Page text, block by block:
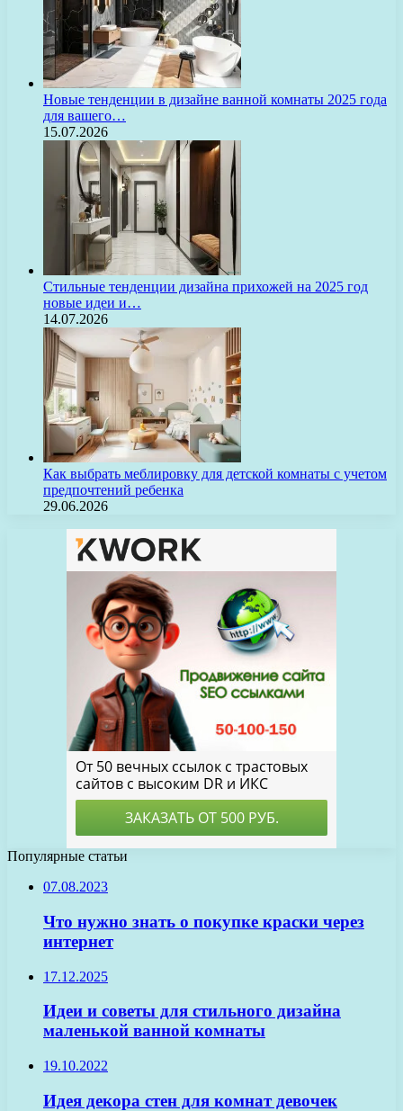
Новые тенденции в дизайне ванной комнаты 2025 года
для вашего…
15.07.2026
Стильные тенденции дизайна прихожей на 2025 год
новые идеи и…
14.07.2026
Как выбрать меблировку для детской комнаты с учетом
предпочтений ребенка
29.06.2026
Популярные статьи
07.08.2023
Что нужно знать о покупке краски через
интернет
17.12.2025
Идеи и советы для стильного дизайна
маленькой ванной комнаты
19.10.2022
Идея декора стен для комнат девочек